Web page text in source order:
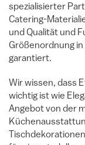
spezialisierter
Catering-
und Qualität und
Größenordnung
garantiert.
Wir wissen, dass
wichtig ist wie
Angebot von der